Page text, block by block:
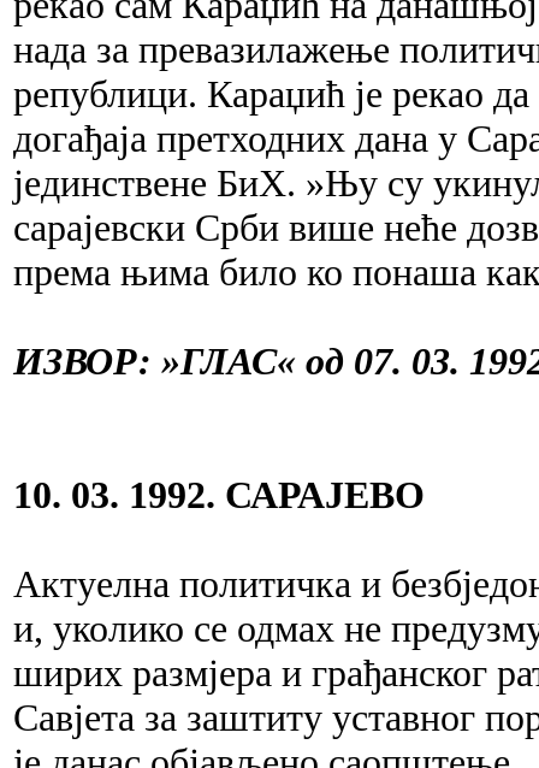
нада за превазилажење
републици. Караџић је рекао
догађаја претходних дана у
јединствене БиХ. »Њу су
сарајевски Срби више неће
према њима било ко понаша
ИЗВОР: »ГЛАС« од 07. 03.
10. 03. 1992. САРАЈЕВО
Актуелна политичка и
и, уколико се одмах не
ширих размјера и грађанског
Савјета за заштиту уставног